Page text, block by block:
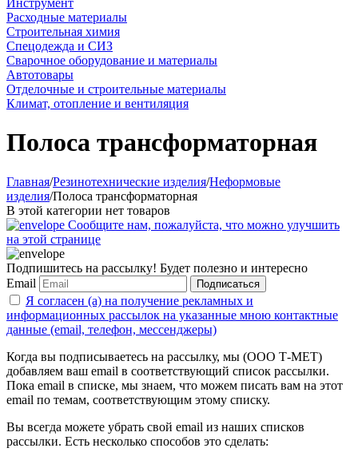
Инструмент
Расходные материалы
Строительная химия
Спецодежда и СИЗ
Сварочное оборудование и материалы
Автотовары
Отделочные и строительные материалы
Климат, отопление и вентиляция
Полоса трансформаторная
Главная/Резинотехнические изделия/Неформовые
изделия/Полоса трансформаторная
В этой категории нет товаров
Сообщите нам, пожалуйста, что можно улучшить
на этой странице
Подпишитесь на рассылку! Будет полезно и интересно
Email
Подписаться
Я согласен (а) на получение рекламных и
информационных рассылок на указанные мною контактные
данные (email, телефон, мессенджеры)
Когда вы подписываетесь на рассылку, мы (ООО Т-МЕТ)
добавляем ваш email в соответствующий список рассылки.
Пока email в списке, мы знаем, что можем писать вам на этот
email по темам, соответствующим этому списку.
Вы всегда можете убрать свой email из наших списков
рассылки. Есть несколько способов это сделать: